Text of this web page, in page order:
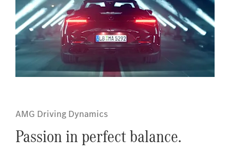
AMG Driving Dynamics
Passion in perfect balance.